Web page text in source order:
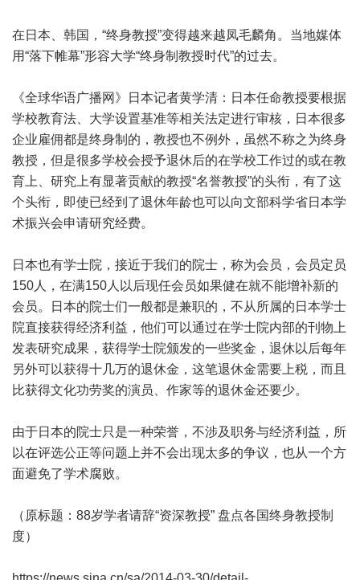
在日本、韩国，“终身教授”变得越来越凤毛麟角。当地媒体
用“落下帷幕”形容大学“终身制教授时代”的过去。
《全球华语广播网》日本记者黄学清：日本任命教授要根据
学校教育法、大学设置基准等相关法定进行审核，日本很多
企业雇佣都是终身制的，教授也不例外，虽然不称之为终身
教授，但是很多学校会授予退休后的在学校工作过的或在教
育上、研究上有显著贡献的教授“名誉教授”的头衔，有了这
个头衔，即使已经到了退休年龄也可以向文部科学省日本学
术振兴会申请研究经费。
日本也有学士院，接近于我们的院士，称为会员，会员定员
150人，在满150人以后现任会员如果健在就不能增补新的
会员。日本的院士们一般都是兼职的，不从所属的日本学士
院直接获得经济利益，他们可以通过在学士院内部的刊物上
发表研究成果，获得学士院颁发的一些奖金，退休以后每年
另外可以获得十几万的退休金，这笔退休金需要上税，而且
比获得文化功劳奖的演员、作家等的退休金还要少。
由于日本的院士只是一种荣誉，不涉及职务与经济利益，所
以在评选公正等问题上并不会出现太多的争议，也从一个方
面避免了学术腐败。
（原标题：88岁学者请辞“资深教授” 盘点各国终身教授制
度）